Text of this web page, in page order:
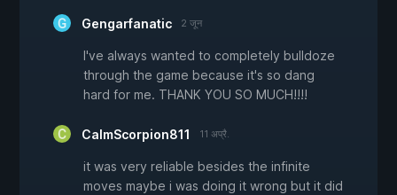
Gengarfanatic 2 जून
I've always wanted to completely bulldoze
through the game because it's so dang
hard for me. THANK YOU SO MUCH!!!!
CalmScorpion811 11 अप्रै.
it was very reliable besides the infinite
moves maybe i was doing it wrong but it did